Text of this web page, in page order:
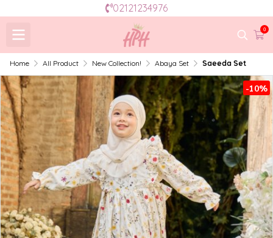
02121234976
0
Home All Product New Collection! Abaya Set Saeeda Set
-10%